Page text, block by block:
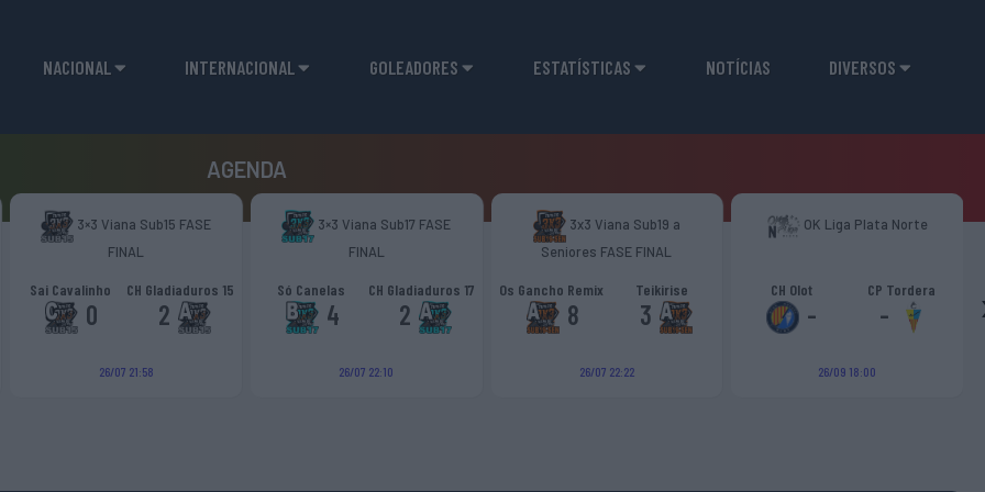
NACIONAL INTERNACIONAL GOLEADORES ESTATÍSTICAS NOTÍCIAS DIVERSOS
AGENDA
3×3 Viana Sub15 FASE
FINAL
Sai Cavalinho
0
CH Gladiaduros 15
2
26/07 21:58
3×3 Viana Sub17 FASE
FINAL
Só Canelas
4
CH Gladiaduros 17
2
26/07 22:10
3x3 Viana Sub19 a
Seniores FASE FINAL
Os Gancho Remix
8
Teikirise
3
26/07 22:22
OK Liga Plata Norte
CH Olot
-
CP Tordera
-
26/09 18:00